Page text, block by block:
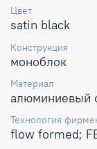
Цвет
satin black
Конструкция
моноблок
Материал
алюминиевый
Технология
flow formed;